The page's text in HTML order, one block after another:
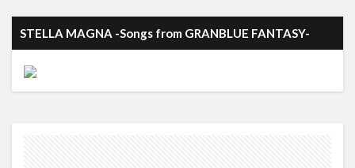
STELLA MAGNA -Songs from GRANBLUE FANTASY-